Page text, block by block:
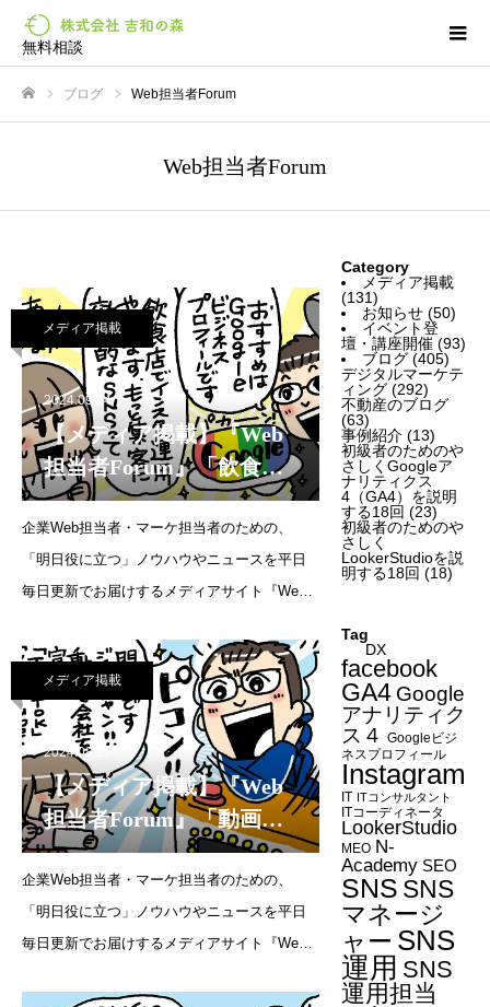
無料相談
ブログ Web担当者Forum
Web担当者Forum
メディア掲載
2024.09.24
【メディア掲載】『Web
担当者Forum』「飲食店
でInstagramを運用してい
ますが、もっと集客を増
やしたいです。ほかに効
果的なSNSはあります
企業Web担当者・マーケ担当者のための、
「明日役に立つ」ノウハウやニュースを平日
毎日更新でお届けするメディアサイト『Web
れました。連載企画：SNS運用の質問教室飲
食店でInstagramを運用していますが、もっと
集客を増や
メディア掲載
2024.08.20
【メディア掲載】『Web
担当者Forum』「動画で
会社の宣伝をしたいで
す。これから始めるには
TikTokとYouTubeショー
トのどちらが良いです
企業Web担当者・マーケ担当者のための、
「明日役に立つ」ノウハウやニュースを平日
毎日更新でお届けするメディアサイト『Web
Category
メディア掲載
(131)
お知らせ(50)
イベント登
壇・講座開催(93)
ブログ(405)
デジタルマーケテ
ィング(292)
不動産のブログ
(63)
事例紹介(13)
初級者のためのや
さしくGoogleア
ナリティクス
4（GA4）を説明
する18回 (23)
初級者のためのや
さしく
LookerStudioを説
明する18回 (18)
Tag
DX
facebook
GA4 Google
アナリティク
ス４
Googleビジ
ネスプロフィール
Instagram
IT ITコンサルタント
ITコーディネータ
LookerStudio
MEO N-
Academy SEO
SNS SNS
マネージ
ャー SNS
運用 SNS
運用担当